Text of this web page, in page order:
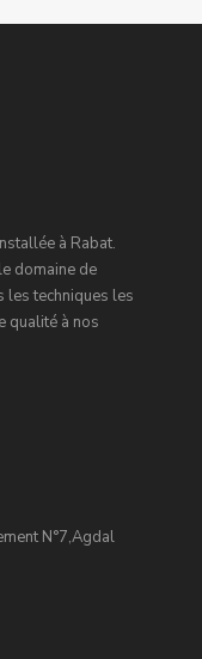
à Rabat.
domaine de
les techniques les
qualité à nos
N°7,Agdal